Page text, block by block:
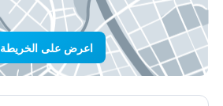
اعرض على الخريطة